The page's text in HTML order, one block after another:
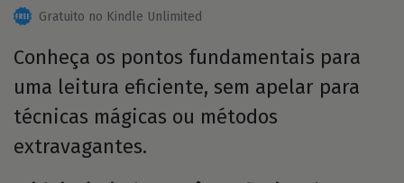
Gratuito no Kindle Unlimited
Conheça os pontos fundamentais para
uma leitura eficiente, sem apelar para
técnicas mágicas ou métodos
extravagantes.